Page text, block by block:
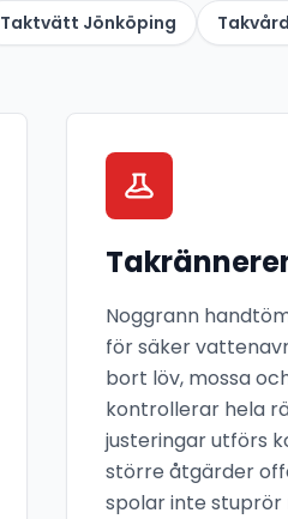
Taktvätt Jönköping
Noggrann
för säker
bort löv, mossa
kontrollerar hela
justeringar utförs
större åtgärder
spolar inte